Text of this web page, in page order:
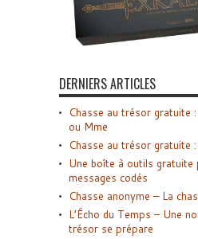
DERNIERS ARTICLES
Chasse au trésor gratuite
ou Mme
Chasse au trésor gratuite
Une boîte à outils gratuite
messages codés
Chasse anonyme – La
L’Écho du Temps – Une
trésor se prépare